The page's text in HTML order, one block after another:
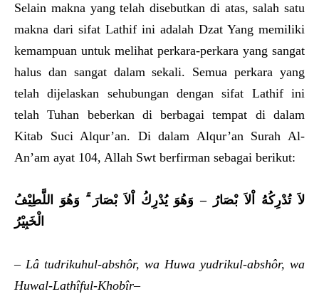
Selain makna yang telah disebutkan di atas, salah satu
makna dari sifat Lathif ini adalah Dzat Yang memiliki
kemampuan untuk melihat perkara-perkara yang sangat
halus dan sangat dalam sekali. Semua perkara yang
telah dijelaskan sehubungan dengan sifat Lathif ini
telah Tuhan beberkan di berbagai tempat di dalam
Kitab Suci Alqur’an. Di dalam Alqur’an Surah Al-
An’am ayat 104, Allah Swt berfirman sebagai berikut:
لاَ تُدْرِكُهُ اْلاَ بْصَارُ – وَهُوَ يُدْرِكُ اْلاَ بْصَارَ َ وَهُوَ اللَّطِيْفُ
الْخَبِيْرُ
– Lâ tudrikuhul-abshôr, wa Huwa yudrikul-abshôr, wa
Huwal-Lathîful-Khobîr–